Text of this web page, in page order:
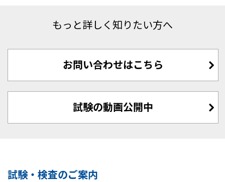
試験・検査のご案内
もっと詳しく知りたい方へ
お問い合わせはこちら
試験の動画公開中